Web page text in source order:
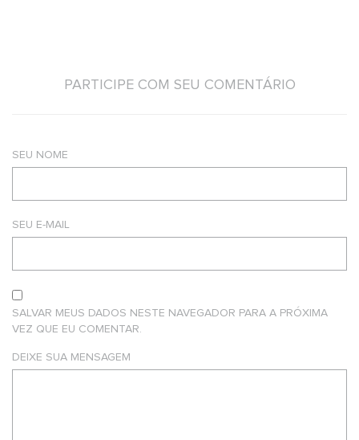
PARTICIPE COM SEU COMENTÁRIO
SEU NOME
SEU E-MAIL
SALVAR MEUS DADOS NESTE NAVEGADOR PARA A PRÓXIMA
VEZ QUE EU COMENTAR.
DEIXE SUA MENSAGEM